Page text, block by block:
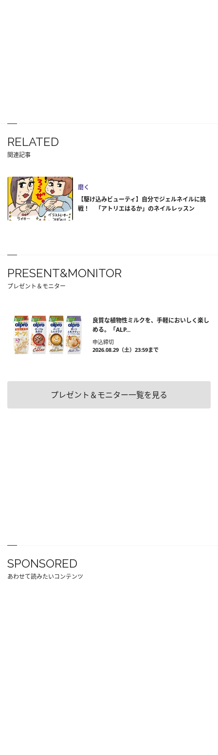
RELATED
関連記事
磨く
【駆け込みビューティ】自分でジェルネイルに挑
戦！ 「アトリエはるか」のネイルレッスン
PRESENT&MONITOR
プレゼント＆モニター
良質な植物性ミルクを、手軽においしく楽し
める。「ALP...
申込締切
2026.08.29（土）23:59まで
プレゼント＆モニター一覧を見る
SPONSORED
あわせて読みたいコンテンツ